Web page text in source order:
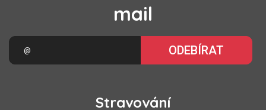
mail
ODEBÍRAT
Stravování